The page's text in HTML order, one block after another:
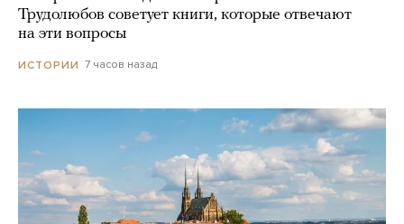
Трудолюбов советует книги, которые отвечают
на эти вопросы
ИСТОРИИ 7 часов назад